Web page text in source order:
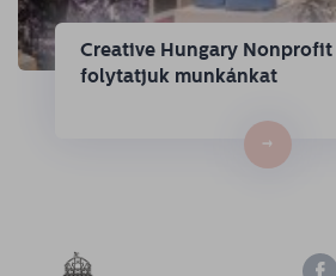
Creative Hungary Nonprofit
folytatjuk munkánkat
→